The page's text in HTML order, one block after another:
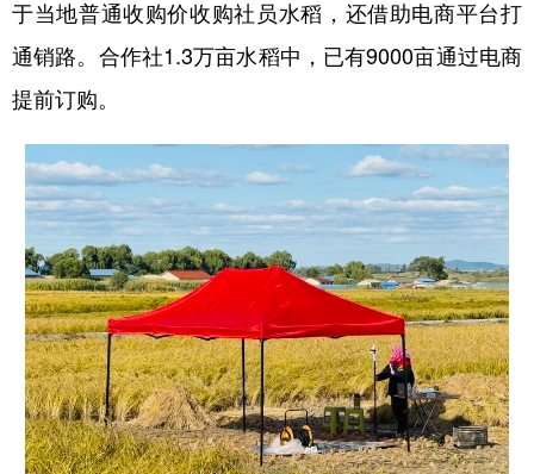
于当地普通收购价收购社员水稻，还借助电商平台打
通销路。合作社1.3万亩水稻中，已有9000亩通过电商
提前订购。